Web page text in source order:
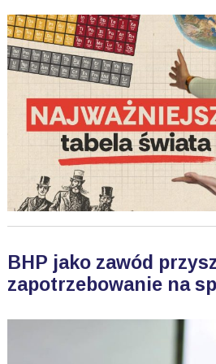
BHP jako zawód
zapotrzebowanie na